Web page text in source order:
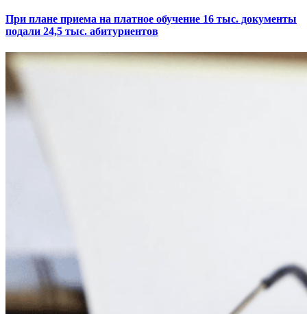
При плане приема на платное обучение 16 тыс. документы
подали 24,5 тыс. абитуриентов